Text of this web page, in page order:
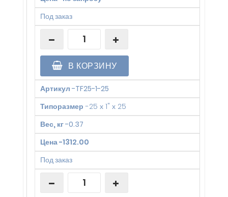
Под заказ
В КОРЗИНУ
Артикул -TF25-1-25
Типоразмер -25 х 1" х 25
Вес, кг-0.37
Цена-1312.00
Под заказ